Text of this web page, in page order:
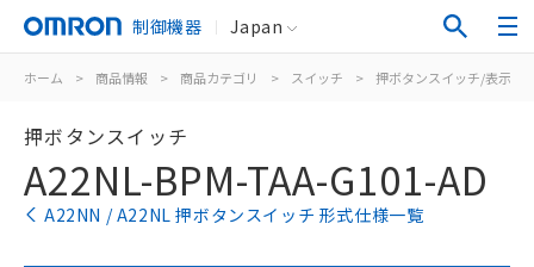
制御機器 Japan
ホーム > 商品情報 > 商品カテゴリ > スイッチ > 押ボタンスイッチ/表示灯
押ボタンスイッチ
A22NL-BPM-TAA-G101-AD
A22NN / A22NL 押ボタンスイッチ 形式仕様一覧